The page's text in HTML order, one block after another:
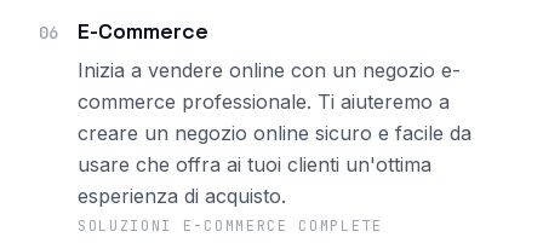
06 E-Commerce
Inizia a vendere online con un negozio e-
commerce professionale. Ti aiuteremo a
creare un negozio online sicuro e facile da
usare che offra ai tuoi clienti un'ottima
esperienza di acquisto.
SOLUZIONI E-COMMERCE COMPLETE